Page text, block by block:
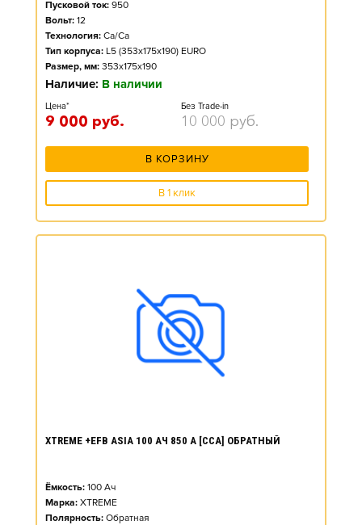
Пусковой ток: 950
Вольт: 12
Технология: Ca/Ca
Тип корпуса: L5 (353x175x190) EURO
Размер, мм: 353x175x190
Наличие: В наличии
Цена*
9 000 руб.
Без Trade-in
10 000 руб.
В КОРЗИНУ
В 1 клик
XTREME +EFB ASIA 100 АЧ 850 А [CCA] ОБРАТНЫЙ
Ёмкость: 100 Ач
Марка: XTREME
Полярность: Обратная